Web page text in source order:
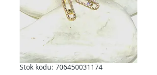
Stok kodu: 706450031174